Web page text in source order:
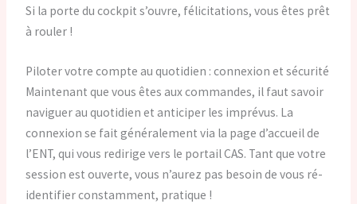
Si la porte du cockpit s’ouvre, félicitations, vous êtes prêt
à rouler !
Piloter votre compte au quotidien : connexion et sécurité
Maintenant que vous êtes aux commandes, il faut savoir
naviguer au quotidien et anticiper les imprévus. La
connexion se fait généralement via la page d’accueil de
l’ENT, qui vous redirige vers le portail CAS. Tant que votre
session est ouverte, vous n’aurez pas besoin de vous ré-
identifier constamment, pratique !